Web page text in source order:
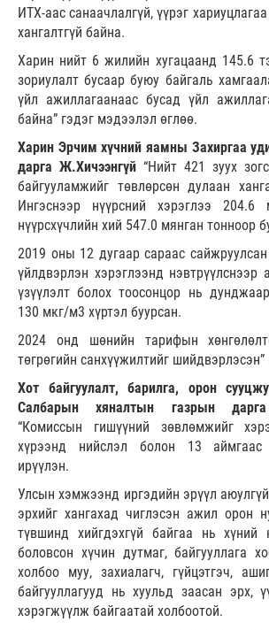
ИТХ-аас санаачлалгүй, үүрэг
хангалтгүй байна.
Харин нийт 6 жилийн хугацаанд 145.6
зориулалт бусаар буюу байгаль
үйл ажиллагаанаас бусад үйл
байна” гэдэг мэдээлэл өглөө.
Харин Эрчим хүчний яамны Захиргаа
дарга Ж.Хичээнгүй “Нийт 421 зуух
байгууламжийг төвлөрсөн дулаан
Ингэснээр нүүрсний хэрэглээ 204.6
нүүрсхүчлийн хий 547.0 мянган тонноор
2019 оны 12 дугаар сараас
үйлдвэрлэн хэрэглээнд нэвтрүүлснээр
үзүүлэлт болох тоосонцор нь
130 мкг/м3 хүртэл буурсан.
2024 онд шөнийн тарифын
төгрөгийн санхүүжилтийг шийдвэрлэсэн”
Хот байгуулалт, барилга, орон
Салбарын хяналтын газрын
“Комиссын гишүүний зөвлөмжийг
хүрээнд нийслэл болон 13
ирүүлэн.
Улсын хэмжээнд иргэдийн эрүүл
эрхийг хангахад чиглэсэн ажил орон
түвшинд хийгдэхгүй байгаа нь хүний
боловсон хүчин дутмаг, байгууллага
холбоо муу, захиалагч, гүйцэтгэч,
байгууллагууд нь хуульд заасан эрх,
хэрэгжүүлж байгаатай холбоотой.